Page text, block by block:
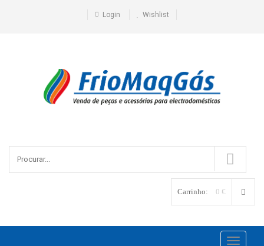
Login Wishlist
Carrinho: 0 €
Toggle